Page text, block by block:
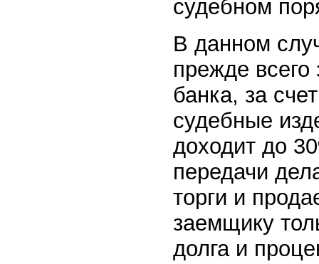
судебном
В данном
прежде
банка, за
судебные
доходит до
передачи
торги и
заемщику
долга и